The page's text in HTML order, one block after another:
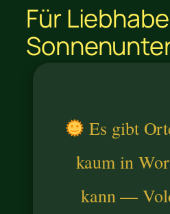
Für
Es gibt
kaum in
kann —